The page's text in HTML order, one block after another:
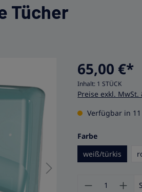
Tücher
65,00 €*
Inhalt: 1 STÜCK
Preise exkl.
Verfügbar in 11
Farbeauswählen
weiß/türkis
Produkt